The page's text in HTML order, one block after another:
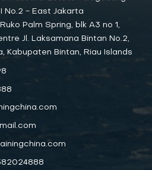
No.2 - East Jakarta
Palm Spring, blk A3 no 1,
Jl. Laksamana Bintan No.2,
Kabupaten Bintan, Riau Islands